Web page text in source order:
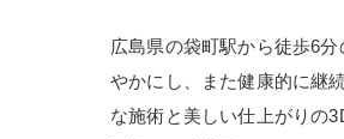
広島県の袋町駅から徒歩6
やかにし、また健康的に継
な施術と美しい仕上がりの